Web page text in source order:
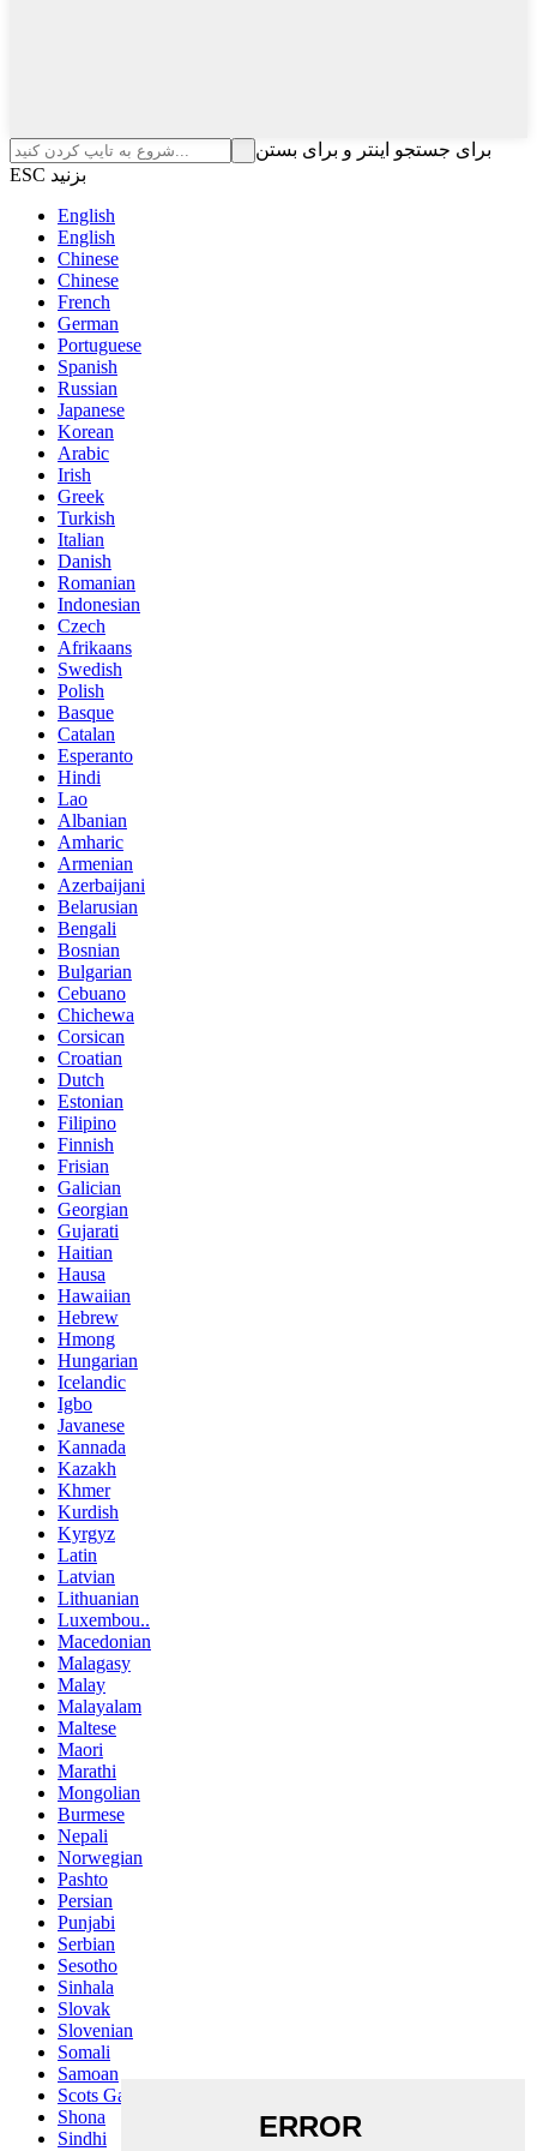
برای جستجو اینتر و برای بستن
ESC بزنید
English
English
Chinese
Chinese
French
German
Portuguese
Spanish
Russian
Japanese
Korean
Arabic
Irish
Greek
Turkish
Italian
Danish
Romanian
Indonesian
Czech
Afrikaans
Swedish
Polish
Basque
Catalan
Esperanto
Hindi
Lao
Albanian
Amharic
Armenian
Azerbaijani
Belarusian
Bengali
Bosnian
Bulgarian
Cebuano
Chichewa
Corsican
Croatian
Dutch
Estonian
Filipino
Finnish
Frisian
Galician
Georgian
Gujarati
Haitian
Hausa
Hawaiian
Hebrew
Hmong
Hungarian
Icelandic
Igbo
Javanese
Kannada
Kazakh
Khmer
Kurdish
Kyrgyz
Latin
Latvian
Lithuanian
Luxembou..
Macedonian
Malagasy
Malay
Malayalam
Maltese
Maori
Marathi
Mongolian
Burmese
Nepali
Norwegian
Pashto
Persian
Punjabi
Serbian
Sesotho
Sinhala
Slovak
Slovenian
Somali
Samoan
Scots Gaelic
Shona
Sindhi